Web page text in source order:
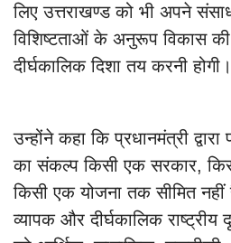
लिए उत्तराखण्ड को भी अपने
विशिष्टताओं के अनुरूप विकास
दीर्घकालिक दिशा तय करनी होगी।
उन्होंने कहा कि प्रधानमंत्री
का संकल्प किसी एक सरकार,
किसी एक योजना तक सीमित
व्यापक और दीर्घकालिक राष्ट्रीय